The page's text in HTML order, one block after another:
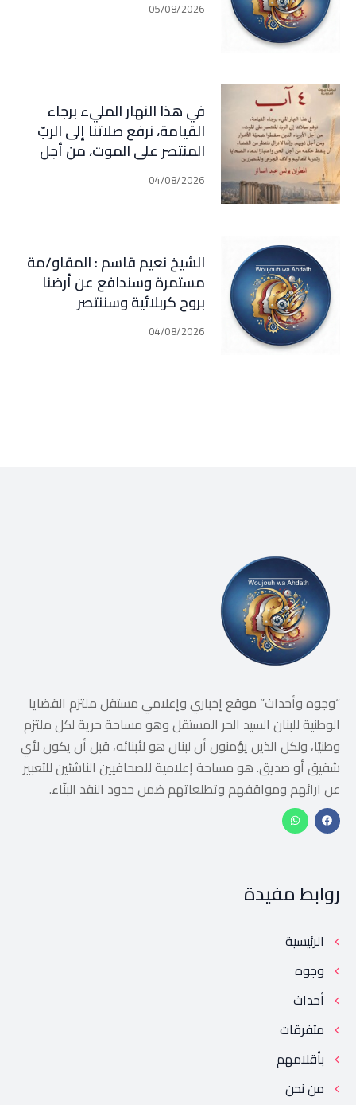
05/08/2026
في هذا النهار المليء برجاء
القيامة، نرفع صلاتنا إلى الربّ
المنتصر على الموت، من أجل
الأبرياء الذين سقطوا ضحيّة
الأشرار ومن أجل ذويهم. وإننا لا
لدماء الضحايا وتعزية لأهاليهم
وآلاف الجرحى
والمتضررين(المطران بولس عبد
الساتر)
04/08/2026
الشيخ نعيم قاسم : المقاو/مة
مستمرة وسندافع عن أرضنا
بروح كربلائية وسننتصر
04/08/2026
“وجوه وأحداث” موقع إخباري وإعلامي مستقل ملتزم القضايا
الوطنية للبنان السيد الحر المستقل وهو مساحة حرية لكل ملتزم
وطنيًا، ولكل الذين يؤمنون أن لبنان هو لأبنائه، قبل أن يكون لأي
شقيق أو صديق. هو مساحة إعلامية للصحافيين الناشئين للتعبير
عن آرائهم ومواقفهم وتطلعاتهم ضمن حدود النقد البنّاء.
روابط مفيدة
الرئيسية
وجوه
أحداث
متفرقات
بأقلامهم
من نحن